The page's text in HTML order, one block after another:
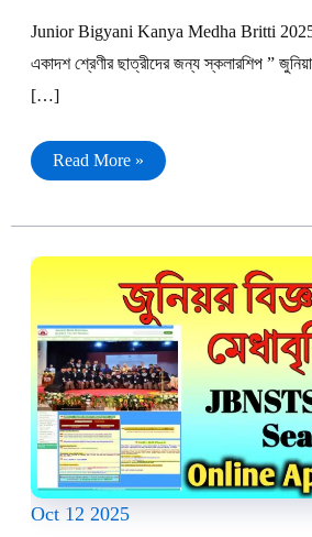
Junior Bigyani Kanya Medha Britti
একাদশ শ্রেণীর ছাত্রীদের জন্য স্কলারশিপ ”
[…]
জুনিয়ার
বিজ্ঞানী
বৃত্তি
Bigyani
Kanya
Medha
Britti
2025
Apply
Online
Read More »
Oct 12 2025